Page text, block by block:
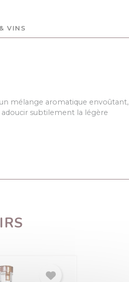
VINS
mélange aromatique envoûtant,
subtilement la légère